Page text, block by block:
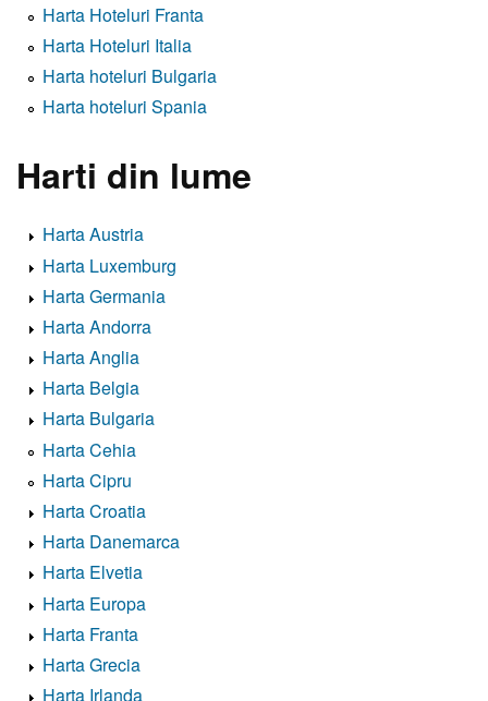
Harta Hoteluri Franta
Harta Hoteluri Italia
Harta hoteluri Bulgaria
Harta hoteluri Spania
Harti din lume
Harta Austria
Harta Luxemburg
Harta Germania
Harta Andorra
Harta Anglia
Harta Belgia
Harta Bulgaria
Harta Cehia
Harta Cipru
Harta Croatia
Harta Danemarca
Harta Elvetia
Harta Europa
Harta Franta
Harta Grecia
Harta Irlanda